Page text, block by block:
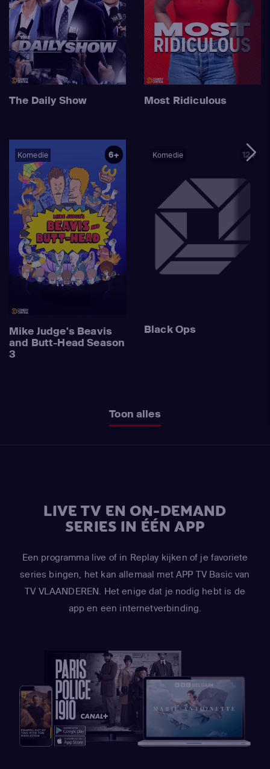
The Daily Show Most Ridiculous
Komedie 6+
Mike Judge's Beavis
and Butt-Head Season
3
Komedie 12+
Black Ops
Toon alles
LIVE TV EN ON-DEMAND
SERIES IN ÉÉN APP
Een programma live of in Replay kijken of je favoriete
series bingen, het kan allemaal met APP TV Basic van
TV VLAANDEREN. Het enige dat je nodig hebt is de
app en een internetverbinding.